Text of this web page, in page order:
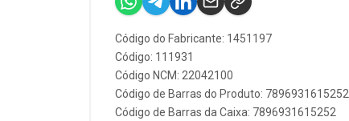
Código do Fabricante: 1451197
Código: 111931
Código NCM: 22042100
Código de Barras do Produto: 7896931615252
Código de Barras da Caixa: 7896931615252